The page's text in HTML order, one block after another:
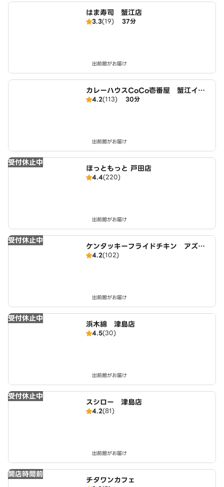
はま寿司 蟹江店
3.3(19) 37分
出前館がお届け
カレーハウスCoCo壱番屋 蟹江イン
ター店（SD）
4.2(113) 30分
出前館がお届け
受付休止中
ほっともっと 戸田店
4.4(220)
出前館がお届け
受付休止中
ケンタッキーフライドチキン アズパ
ーク千音寺店
4.2(102)
出前館がお届け
受付休止中
浜木綿 津島店
4.5(30)
出前館がお届け
受付休止中
スシロー 津島店
4.2(81)
出前館がお届け
開店時間前
チタワンカフェ